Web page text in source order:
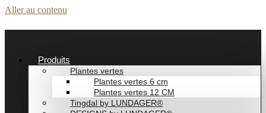
Aller au contenu
Produits
Plantes vertes
Plantes vertes 6 cm
Plantes vertes 12 CM
Tingdal by LUNDAGER®